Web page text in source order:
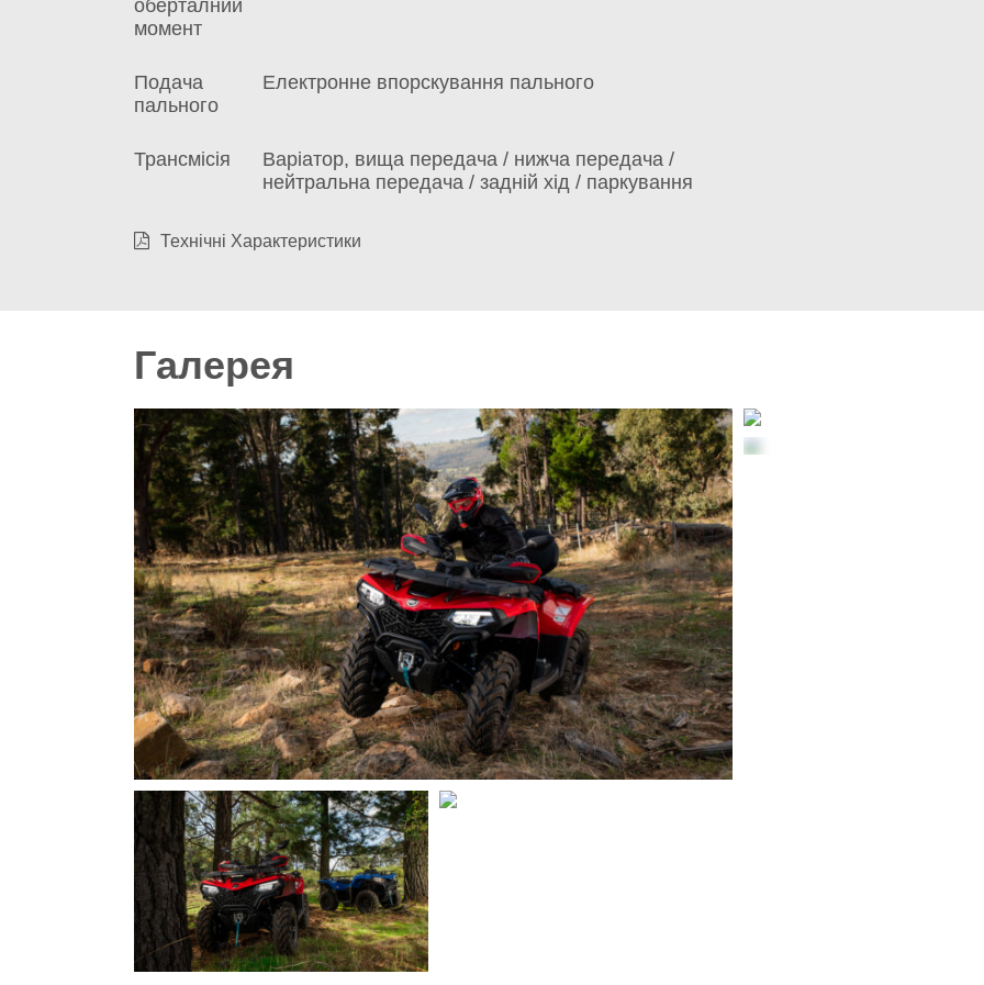
оберталний
момент
Подача
пального
Електронне впорскування пального
Трансмісія
Варіатор, вища передача / нижча передача /
нейтральна передача / задній хід / паркування
Технічні Характеристики
Галерея